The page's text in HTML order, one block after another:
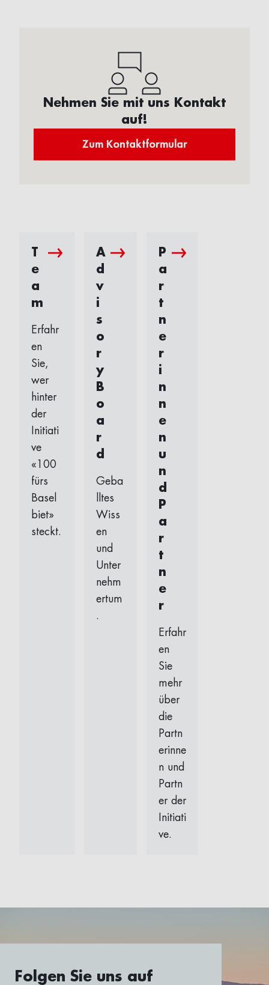
Nehmen Sie mit uns Kontakt
auf!
Zum Kontaktformular
T
e
a
m
Erfahr
en
Sie,
wer
hinter
der
Initiati
ve
«100
fürs
Basel
biet»
steckt.
A
d
v
i
s
o
r
y
B
o
a
r
d
Geba
lltes
Wiss
en
und
Unter
nehm
ertum
.
P
a
r
t
n
e
r
i
n
n
e
n
u
n
d
P
a
r
t
n
e
r
Erfahr
en
Sie
mehr
über
die
Partn
erinne
n und
Partn
er der
Initiati
ve.
Folgen Sie uns auf